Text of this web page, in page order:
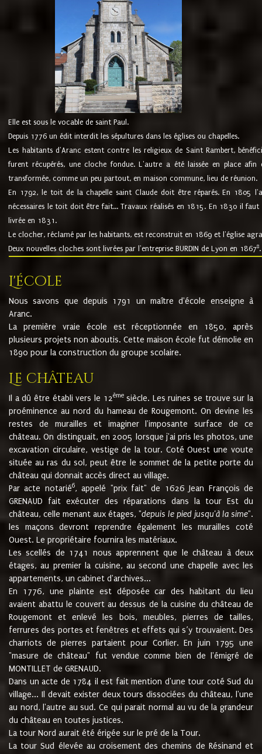
Elle est sous le vocable de saint Paul.
Depuis 1776 un édit interdit les sépultures dans les églises ou chapelles.
Les habitants d'Aranc estent contre les religieux de Saint Rambert,
furent récupérés, une cloche fondue. L'autre a été laissée en place
transformée, comme un peu partout, en maison commune, lieu de réunion.
En 1792, le toit de la chapelle saint Claude doit être réparés. En 1805
nécessaires le toit doit être fait... Travaux réalisés en 1815. En 1830 il
livrée en 1831.
Le clocher, réclamé par les habitants, est reconstruit en 1869 et l'église
Deux nouvelles cloches sont livrées par l'entreprise BURDIN de Lyon en 18678.
L'école
Nous savons que depuis 1791 un maître d'école enseigne à
Aranc.
La première vraie école est réceptionnée en 1850, après
plusieurs projets non aboutis. Cette maison école fut démolie en
1890 pour la construction du groupe scolaire.
Le château
Il a dû être établi vers le 12èmesiècle. Les ruines se trouve sur la
proéminence au nord du hameau de Rougemont. On devine les
restes de murailles et imaginer l'imposante surface de ce
château. On distinguait, en 2005 lorsque j'ai pris les photos, une
excavation circulaire, vestige de la tour. Coté Ouest une voute
située au ras du sol, peut être le sommet de la petite porte du
château qui donnait accès direct au village.
Par acte notarié6, appelé "prix fait" de 1626 Jean François de
GRENAUD fait exécuter des réparations dans la tour Est du
château, celle menant aux étages, "depuis le pied jusqu'à la sime".
les maçons devront reprendre également les murailles coté
Ouest. Le propriétaire fournira les matériaux.
Les scellés de 1741 nous apprennent que le château à deux
étages, au premier la cuisine, au second une chapelle avec les
appartements, un cabinet d'archives...
En 1776, une plainte est déposée car des habitant du lieu
avaient abattu le couvert au dessus de la cuisine du château de
Rougemont et enlevé les bois, meubles, pierres de tailles,
ferrures des portes et fenêtres et effets qui s’y trouvaient. Des
charriots de pierres partaient pour Corlier. En juin 1795 une
"masure de château" fut vendue comme bien de l'émigré de
MONTILLET de GRENAUD.
Dans un acte de 1784 il est fait mention d'une tour coté Sud du
village... Il devait exister deux tours dissociées du château, l'une
au nord, l'autre au sud. Ce qui parait normal au vu de la grandeur
du château en toutes justices.
La tour Nord aurait été érigée sur le pré de la Tour.
La tour Sud élevée au croisement des chemins de Résinand et